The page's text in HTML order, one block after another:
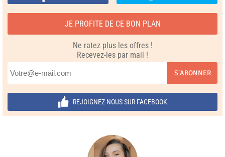
JE PROFITE DE CE BON PLAN
Ne ratez plus les offres !
Recevez-les par mail !
S'ABONNER
REJOIGNEZ-NOUS SUR FACEBOOK